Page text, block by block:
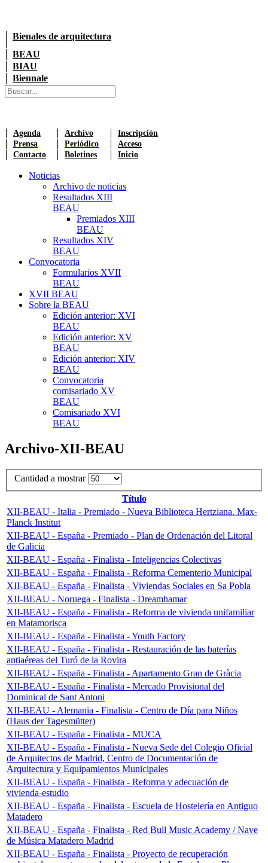
Bienales de arquitectura
BEAU
BIAU
Biennale
Agenda Archivo
Inscripción
Prensa
Periódico
Acceso
Contacto
Boletines Inicio
Noticias
Archivo de noticias
Resultados XIII
BEAU
Premiados XIII
BEAU
Resultados XIV
BEAU
Convocatoria
Formularios XVII
BEAU
XVII BEAU
Sobre la BEAU
Edición anterior: XVI
BEAU
Edición anterior: XV
BEAU
Edición anterior: XIV
BEAU
Convocatoria
comisariado XV
BEAU
Comisariado XVI
BEAU
Archivo-XII-BEAU
Cantidad a mostrar
Título
XII-BEAU - Italia - Premiado - Nueva Biblioteca Hertziana. Max-
Planck Institut
XII-BEAU - España - Premiado - Plan de Ordenación del Litoral
de Galicia
XII-BEAU - España - Finalista - Inteligencias Colectivas
XII-BEAU - España - Finalista - Reforma Cementerio Municipal
XII-BEAU - España - Finalista - Viviendas Sociales en Sa Pobla
XII-BEAU - Noruega - Finalista - Dreamhamar
XII-BEAU - España - Finalista - Reforma de vivienda unifamiliar
en Matamorisca
XII-BEAU - España - Finalista - Youth Factory
XII-BEAU - España - Finalista - Restauración de las baterías
antiaéreas del Turó de la Rovira
XII-BEAU - España - Finalista - Apartamento Gran de Gràcia
XII-BEAU - España - Finalista - Mercado Provisional del
Dominical de Sant Antoni
XII-BEAU - Alemania - Finalista - Centro de Día para Niños
(Haus der Tagesmütter)
XII-BEAU - España - Finalista - MUCA
XII-BEAU - España - Finalista - Nueva Sede del Colegio Oficial
de Arquitectos de Madrid, Centro de Documentación de
Arquitectura y Equipamientos Municipales
XII-BEAU - España - Finalista - Reforma y adecuación de
vivienda-estudio
XII-BEAU - España - Finalista - Escuela de Hostelería en Antiguo
Matadero
XII-BEAU - España - Finalista - Red Bull Music Academy / Nave
de Música Matadero Madrid
XII-BEAU - España - Finalista - Proyecto de recuperación